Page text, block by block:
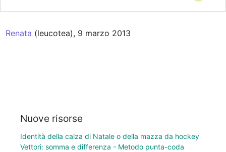
Renata (leucotea), 9 marzo 2013
Nuove risorse
Identità della calza di Natale o della mazza da hockey
Vettori: somma e differenza - Metodo punta-coda